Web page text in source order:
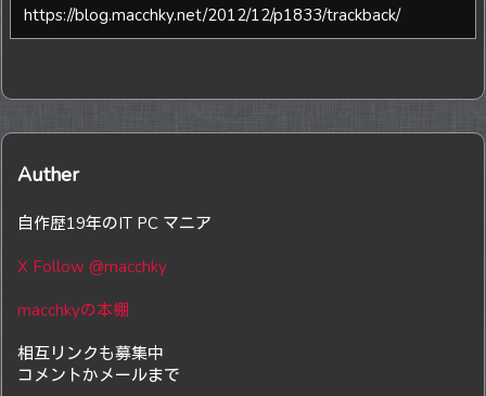
Auther
自作歴19年のIT PC マニア
X Follow @macchky
macchkyの本棚
相互リンクも募集中
コメントかメールまで